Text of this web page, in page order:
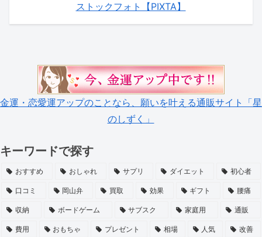
ストックフォト【PIXTA】
金運・恋愛運アップのことなら、願いを叶える通販サイト「星
のしずく」
キーワードで探す
おすすめ おしゃれ サプリ ダイエット 初心者
口コミ 岡山弁 買取 効果 ギフト 腰痛
収納 ボードゲーム サブスク 家庭用 通販
費用 おもちゃ プレゼント 相場 人気 改善